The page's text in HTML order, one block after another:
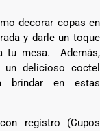
decorar copas en
y darle un toque
tu mesa. Además,
un delicioso coctel
brindar en estas
registro (Cupos